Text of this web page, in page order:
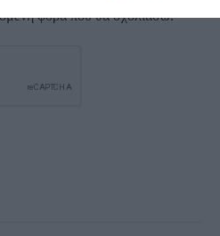
φορά που θα σχολιάσω.